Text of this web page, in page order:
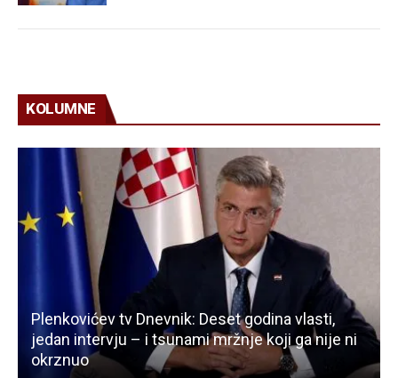
KOLUMNE
Plenkovićev tv Dnevnik: Deset godina vlasti,
jedan intervju – i tsunami mržnje koji ga nije ni
okrznuo